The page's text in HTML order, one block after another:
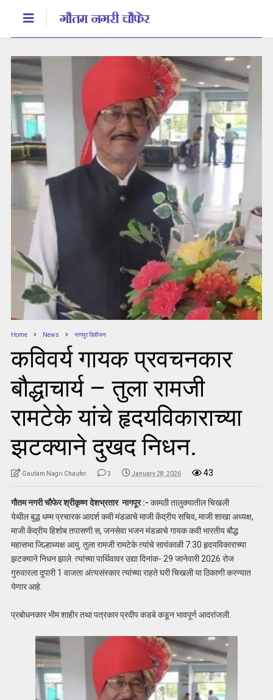
Home News नागपुर डिवीजन
कविवर्य गायक प्रवचनकार
बौद्धाचार्य – तुला रामजी
रामटेके यांचे हृदयविकाराच्या
झटक्याने दुखद निधन.
Gautam Nagri Chaufer 3 January 28, 2026 43
गौतम नगरी चौफेर श्रीकृष्ण देशभ्रतार नागपूर :- कामठी तालुक्यातील चिखली
येथील बुद्ध धम्म प्रचारक आदर्श कवी मंडळाचे माजी केंद्रीय सचिव, माजी शाखा अध्यक्ष,
माजी केंद्रीय हिशोब तपासणी स, जनसेवा भजन मंडळाचे गायक कवी भारतीय बौद्ध
महासभा जिल्हाध्यक्ष आयु. तुला रामजी रामटेके त्यांचे सायंकाळी 7:30 हृदयविकाराच्या
झटक्याने निधन झाले. त्यांच्या पार्थिवावर उद्या दिनांक- 29 जानेवारी 2026 रोज
गुरुवारला दुपारी 1 वाजता अंत्यसंस्कार त्यांच्या राहते घरी चिखली या ठिकाणी करण्यात
येणार आहे.
प्रबोधनकार भीम शाहीर तथा पत्रकार प्रदीप कडबे कडून भावपूर्ण आदरांजली.